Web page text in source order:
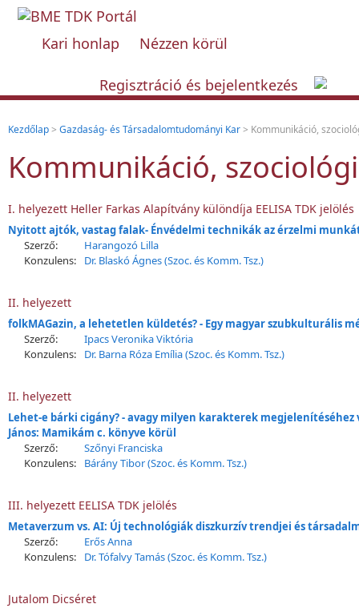
Kari honlap Nézzen körül
Regisztráció és bejelentkezés
Kezdőlap> Gazdaság- és Társadalomtudományi Kar> Kommunikáció,
Kommunikáció,
I. helyezett Heller Farkas Alapítvány különdíja EELISA TDK jelölés
Nyitott ajtók, vastag falak- Énvédelmi technikák az érzelmi
Szerző:
Harangozó Lilla
Konzulens:
Dr. Blaskó Ágnes (Szoc. és Komm. Tsz.)
II. helyezett
folkMAGazin, a lehetetlen küldetés? - Egy magyar szubkulturális
Szerző:
Ipacs Veronika Viktória
Konzulens:
Dr. Barna Róza Emília (Szoc. és Komm. Tsz.)
II. helyezett
Lehet-e bárki cigány? - avagy milyen karakterek megjelenítéséhez
János: Mamikám c. könyve körül
Szerző:
Szőnyi Franciska
Konzulens:
Bárány Tibor (Szoc. és Komm. Tsz.)
III. helyezett EELISA TDK jelölés
Metaverzum vs. AI: Új technológiák diszkurzív trendjei és
Szerző:
Erős Anna
Konzulens:
Dr. Tófalvy Tamás (Szoc. és Komm. Tsz.)
Jutalom Dicséret